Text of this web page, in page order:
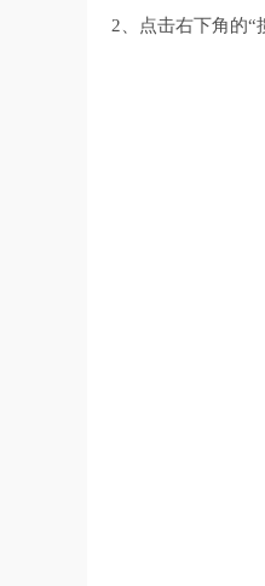
2、点击右下角的“